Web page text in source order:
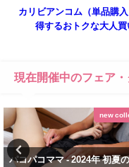
カリビアンコム（単品購
得するおトクな大人
現在開催中のフェア・
new
パコパコママ - 2024年 初夏